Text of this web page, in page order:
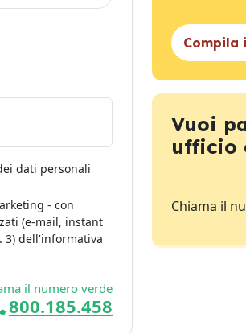
dati personali
- con
(e-mail, instant
3) dell'informativa
il numero verde
800.185.458
Compila
Vuoi
ufficio
Chiama il